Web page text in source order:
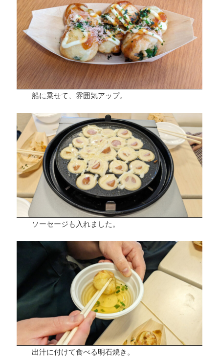
船に乗せて、雰囲気アップ。
ソーセージも入れました。
出汁に付けて食べる明石焼き。